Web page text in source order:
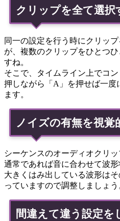
クリップを全て選択
同一の設定を行う時にクリッ
が、複数のクリップをひとつ
すね。
そこで、タイムライン上でコ
押しながら「A」を押せば一度
ます。
ノイズの有無を視覚
シーケンスのオーディオクリ
通常であれば音に合わせて波
大きくはみ出している波形は
っていますので調整しましょう
間違えて違う設定を